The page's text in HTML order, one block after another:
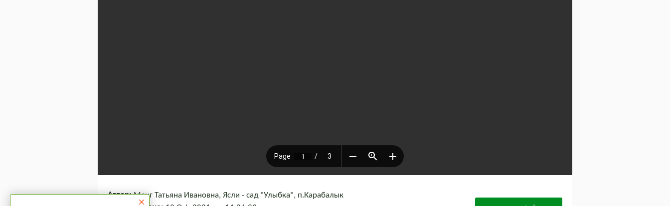
Автор:Менг Татьяна Ивановна, Ясли - сад "Улыбка", п.Карабалык